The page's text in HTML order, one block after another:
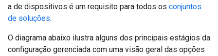
a de dispositivos é um requisito para todos os conjuntos
de soluções.
O diagrama abaixo ilustra alguns dos principais estágios da
configuração gerenciada com uma visão geral das opções